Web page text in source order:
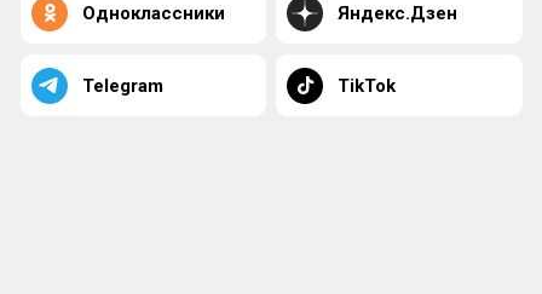
Одноклассники Яндекс.Дзен
Telegram TikTok